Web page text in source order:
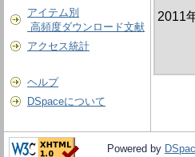
アイテム別
高頻度ダウンロード文献
アクセス統計
ヘルプ
DSpaceについて
2011
Powered by